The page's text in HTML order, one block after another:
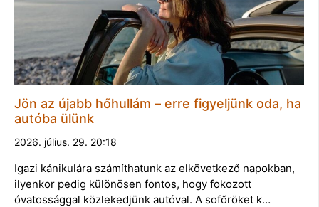
Jön az újabb hőhullám – erre figyeljünk oda, ha
autóba ülünk
2026. július. 29. 20:18
Igazi kánikulára számíthatunk az elkövetkező napokban,
ilyenkor pedig különösen fontos, hogy fokozott
óvatossággal közlekedjünk autóval. A sofőröket k…